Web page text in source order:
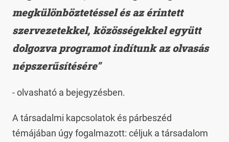
megkülönböztetéssel és az érintett
szervezetekkel, közösségekkel együtt
dolgozva programot indítunk az olvasás
népszerűsítésére"
- olvasható a bejegyzésben.
A társadalmi kapcsolatok és párbeszéd
témájában úgy fogalmazott: céljuk a társadalom